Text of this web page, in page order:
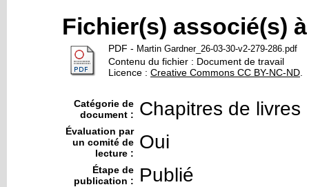
Fichier(s) associé(s)
PDF - Martin Gardner_26-03-30-v2-279-286.pdf
Contenu du fichier : Document de travail
Licence : Creative Commons CC BY-NC-ND
Catégorie de
document :
Chapitres de livres
Évaluation par
un comité de
lecture :
Oui
Étape de
publication :
Publié